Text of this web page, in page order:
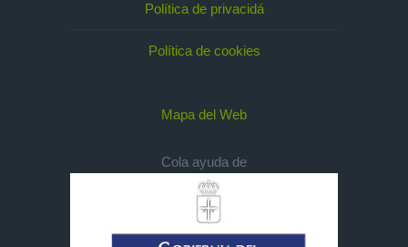
Política de privacidá
Política de cookies
Mapa del Web
Cola ayuda de